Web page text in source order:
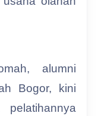
alumni
Bogor, kini